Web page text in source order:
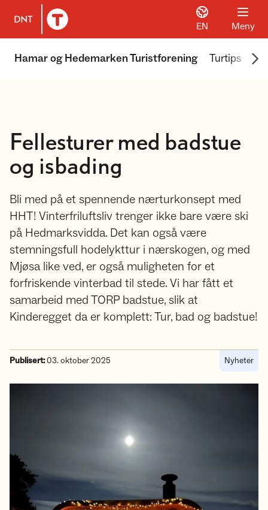
Til DNT.no forside
EN Meny
Hamar og Hedemarken Turistforening Turtips
Fellesturer med badstue
og isbading
Bli med på et spennende nærturkonsept med
HHT! Vinterfriluftsliv trenger ikke bare være ski
på Hedmarksvidda. Det kan også være
stemningsfull hodelykttur i nærskogen, og med
Mjøsa like ved, er også muligheten for et
forfriskende vinterbad til stede. Vi har fått et
samarbeid med TORP badstue, slik at
Kinderegget da er komplett: Tur, bad og badstue!
Publisert:03. oktober 2025 Nyheter